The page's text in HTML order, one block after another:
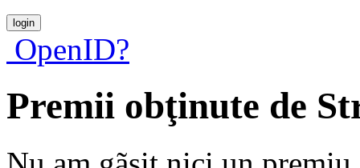
OpenID?
Premii obţinute de